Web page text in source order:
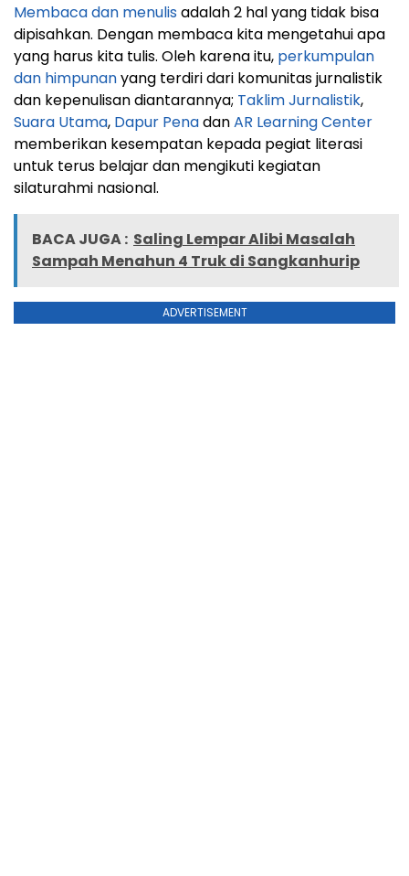
Membaca dan menulisadalah 2 hal yang tidak bisa
dipisahkan. Dengan membaca kita mengetahui apa
yang harus kita tulis. Oleh karena itu, perkumpulan
dan himpunanyang terdiri dari komunitas jurnalistik
dan kepenulisan diantarannya; Taklim Jurnalistik,
Suara Utama, Dapur PenadanAR Learning Center
memberikan kesempatan kepada pegiat literasi
untuk terus belajar dan mengikuti kegiatan
silaturahmi nasional.
BACA JUGA : Saling Lempar Alibi Masalah
Sampah Menahun 4 Truk di Sangkanhurip
ADVERTISEMENT